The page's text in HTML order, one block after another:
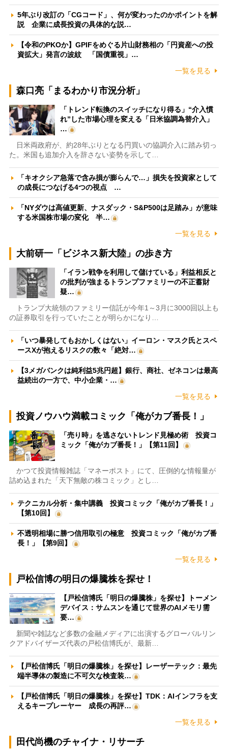
5年ぶり改訂の「CGコード」、何が変わったのかポイントを解
説 企業に成長投資の具体的な説…
【令和のPKOか】GPIFをめぐる片山財務相の「円資産への投
資拡大」発言の波紋 「国債重視」…
一覧を見る
森口亮「まるわかり市況分析」
「トレンド転換のスイッチになり得る」“介入慣
れ”した市場心理を変える「日米協調為替介入」
…
日米両政府が、約28年ぶりとなる円買いの協調介入に踏み切っ
た。米国も追加介入を辞さない姿勢を示して…
「キオクシア急落で含み損が膨らんで…」損失を投資家として
の成長につなげる4つの視点 …
「NYダウは高値更新、ナスダック・S&P500は足踏み」が意味
する米国株市場の変化 半…
一覧を見る
大前研一「ビジネス新大陸」の歩き方
「イラン戦争を利用して儲けている」利益相反と
の批判が強まるトランプファミリーの不正蓄財
疑…
トランプ大統領のファミリー信託が今年1～3月に3000回以上も
の証券取引を行っていたことが明らかになり…
「いつ暴発してもおかしくはない」イーロン・マスク氏とスペ
ースXが抱えるリスクの数々「絶対…
【3メガバンクは純利益5兆円超】銀行、商社、ゼネコンは最高
益続出の一方で、中小企業・…
一覧を見る
投資ノウハウ満載コミック「俺がカブ番長！」
「売り時」を逃さないトレンド見極め術 投資コ
ミック「俺がカブ番長！」【第11回】
かつて投資情報雑誌「マネーポスト」にて、圧倒的な情報量が
詰め込まれた「天下無敵の株コミック」とし…
テクニカル分析・集中講義 投資コミック「俺がカブ番長！」
【第10回】
不透明相場に勝つ信用取引の極意 投資コミック「俺がカブ番
長！」【第9回】
一覧を見る
戸松信博の明日の爆騰株を探せ！
【戸松信博氏「明日の爆騰株」を探せ】トーメン
デバイス：サムスンを通じて世界のAIメモリ需
要…
新聞や雑誌など多数の金融メディアに出演するグローバルリン
クアドバイザーズ代表の戸松信博氏が、最新…
【戸松信博氏「明日の爆騰株」を探せ】レーザーテック：最先
端半導体の製造に不可欠な検査装…
【戸松信博氏「明日の爆騰株」を探せ】TDK：AIインフラを支
えるキープレーヤー 成長の再評…
一覧を見る
田代尚機のチャイナ・リサーチ